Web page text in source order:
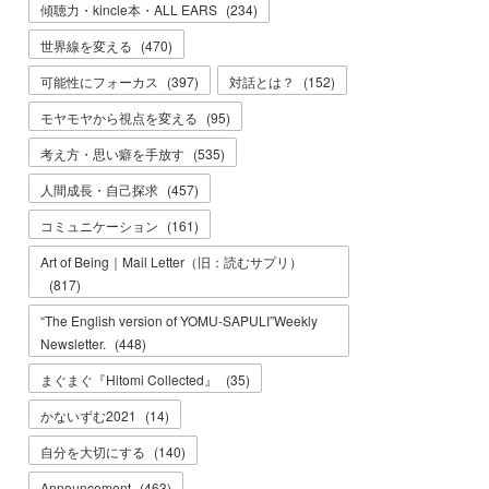
傾聴力・kincle本・ALL EARS (234)
世界線を変える (470)
可能性にフォーカス
(397) 対話とは？ (152)
モヤモヤから視点を変える (95)
考え方・思い癖を手放す (535)
人間成長・自己探求 (457)
コミュニケーション (161)
Art of Being｜Mail Letter（旧：読むサプリ）
(817)
“The English version of YOMU-SAPULI”Weekly
Newsletter. (448)
まぐまぐ『Hitomi Collected』
(35)
かないずむ2021
(14)
自分を大切にする (140)